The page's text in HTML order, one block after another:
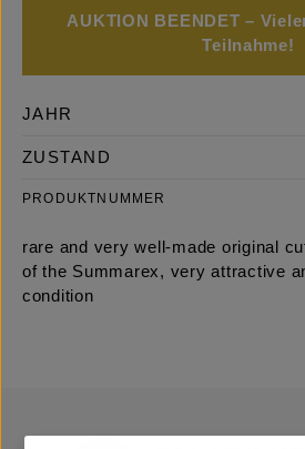
AUKTION BEENDET –
Teilnahme!
JAHR
ZUSTAND
PRODUKTNUMMER
rare and very well-made original
of the Summarex, very attractive
condition